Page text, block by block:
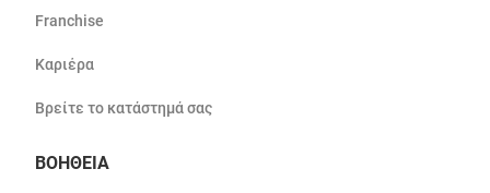
Franchise
Καριέρα
Βρείτε το κατάστημά σας
ΒΟΗΘΕΙΑ